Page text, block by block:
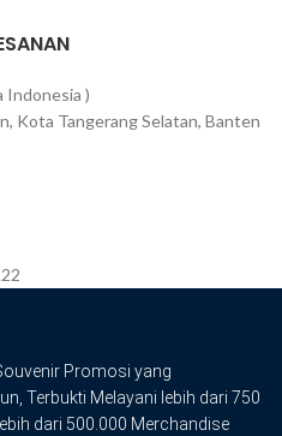
Indonesia )
Kota Tangerang Selatan, Banten
Promosi yang
Terbukti Melayani lebih dari 750
dari 500.000 Merchandise